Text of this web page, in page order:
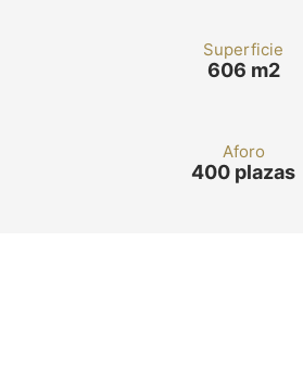
Superficie
606 m2
Aforo
400 plazas